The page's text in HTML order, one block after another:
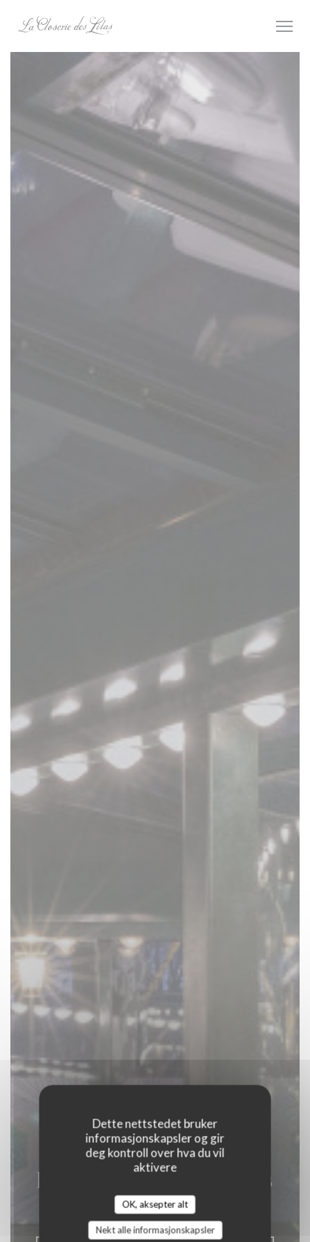
Dette nettstedet bruker
informasjonskapsler og gir
deg kontroll over hva du vil
aktivere
OK, aksepter alt
Nekt alle informasjonskapsler
La Closerie des Lilas
|PARIS